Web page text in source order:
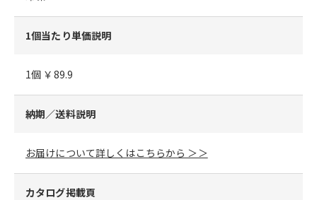
1個当たり単価説明
1個 ￥89.9
納期／送料説明
お届けについて詳しくはこちらから ＞＞
カタログ掲載頁